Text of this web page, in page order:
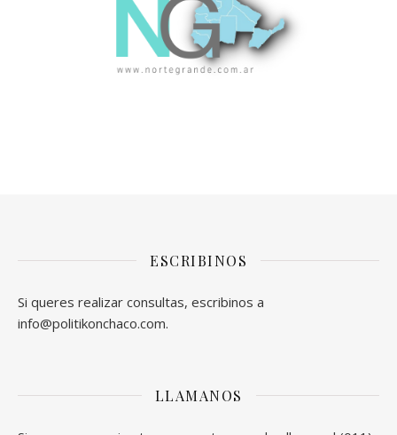
ESCRIBINOS
Si queres realizar consultas, escribinos a
info@politikonchaco.com.
LLAMANOS